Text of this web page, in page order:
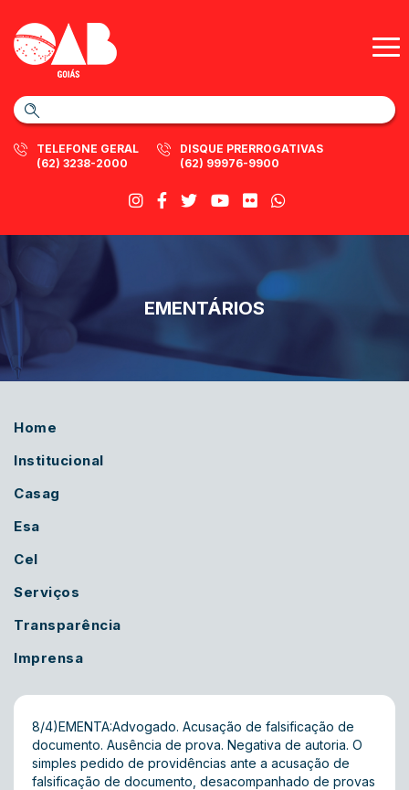
TELEFONE GERAL
(62) 3238-2000
DISQUE PRERROGATIVAS
(62) 99976-9900
EMENTÁRIOS
Home
Institucional
Casag
Esa
Cel
Serviços
Transparência
Imprensa
8/4)EMENTA:Advogado. Acusação de falsificação de
documento. Ausência de prova. Negativa de autoria. O
simples pedido de providências ante a acusação de
falsificação de documento, desacompanhado de provas